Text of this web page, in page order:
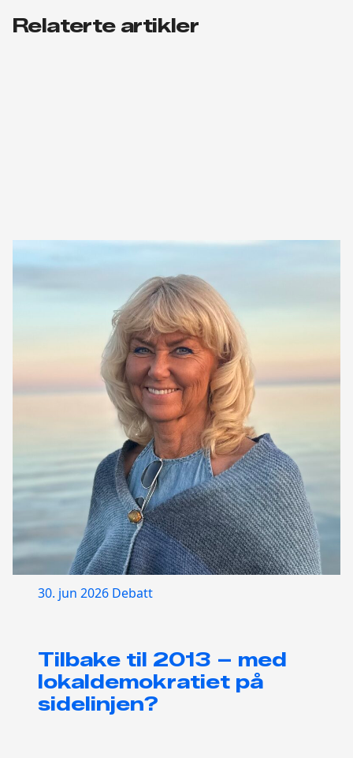
Relaterte artikler
30. jun 2026 Debatt
Tilbake til 2013 – med
lokaldemokratiet på
sidelinjen?